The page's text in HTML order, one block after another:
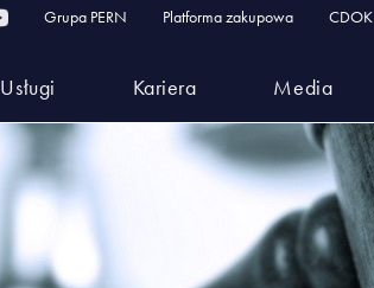
Grupa PERN Platforma zakupowa CDOK
Usługi Kariera Media